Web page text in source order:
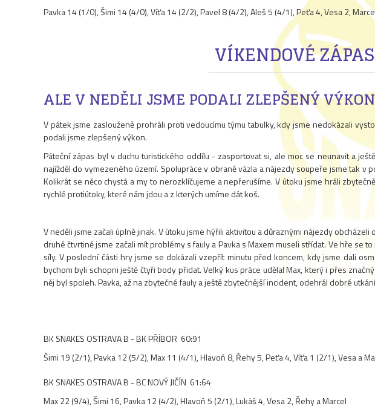
Pavka 14 (1/0), Šimi 14 (4/0), Víťa 14 (2/2), Pavel 8 (4/2), Aleš 5 (4/1), Peťa 4, Vesa 2,
VÍKENDOVÉ
ALE V NEDĚLI JSME PODALI ZLEPŠENÝ VÝKON
V pátek jsme zaslouženě prohráli proti vedoucímu týmu tabulky, kdy jsme nedokázali
podali jsme zlepšený výkon.
Páteční zápas byl v duchu turistického oddílu - zasportovat si, ale moc se neunavit a
najížděl do vymezeného území. Spolupráce v obraně vázla a nájezdy soupeře jsme tak v
Kolikrát se něco chystá a my to nerozklíčujeme a nepřerušíme. V útoku jsme hráli
rychlé protiútoky, které nám jdou a z kterých umíme dát koš.
V neděli jsme začali úplně jinak. V útoku jsme hýřili aktivitou a důraznými nájezdy
druhé čtvrtině jsme začali mít problémy s fauly a Pavka s Maxem museli střídat. Ve hře
síly. V poslední části hry jsme se dokázali vzepřít minutu před koncem, kdy jsme dali
bychom byli schopni ještě čtyři body přidat. Velký kus práce udělal Max, který i přes
něj byl spoleh. Pavka, až na zbytečné fauly a ještě zbytečnější incident, odehrál dobré
BK SNAKES OSTRAVA B - BK PŘÍBOR 60:91
Šimi 19 (2/1), Pavka 12 (5/2), Max 11 (4/1), Hlavoň 8, Řehy 5, Peťa 4, Víťa 1 (2/1), Vesa a
BK SNAKES OSTRAVA B - BC NOVÝ JIČÍN 61:64
Max 22 (9/4), Šimi 16, Pavka 12 (4/2), Hlavoň 5 (2/1), Lukáš 4, Vesa 2, Řehy a Marcel